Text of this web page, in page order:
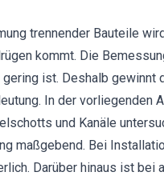
trennender Bauteile
kommt. Die
ist. Deshalb gewinnt
In der vorliegenden
und Kanäle
maßgebend. Bei
Darüber hinaus ist bei